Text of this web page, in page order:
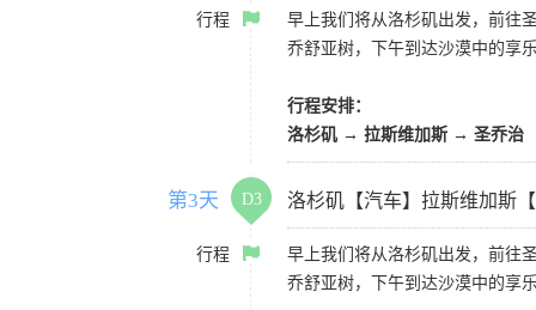
行程
早上我们将从洛杉矶出发，前往
乔舒亚树，下午到达沙漠中的享
行程安排：
洛杉矶 → 拉斯维加斯 → 圣乔治
第3天 D3 洛杉矶【汽车】拉斯维加斯
行程
早上我们将从洛杉矶出发，前往
乔舒亚树，下午到达沙漠中的享